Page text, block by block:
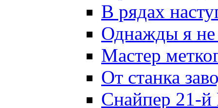
В рядах
Однажды я
Мастер
От станка
Снайпер 21-й